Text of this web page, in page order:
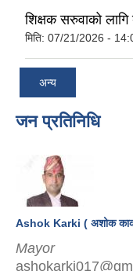
शिक्षक सरुवाको
मिति: 07/21/2026 -
अन्य
जन प्रतिनिधि
Ashok Karki ( अशोक
Mayor